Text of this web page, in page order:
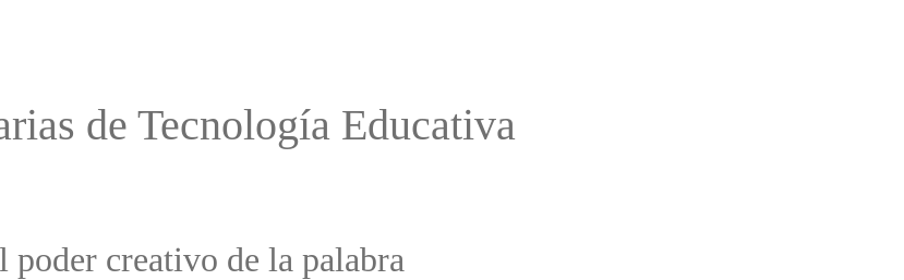
de Tecnología Educativa
poder creativo de la palabra